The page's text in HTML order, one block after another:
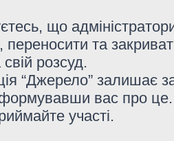
що
переносити та
розсуд.
“Джерело” залишає
вас про
участі.